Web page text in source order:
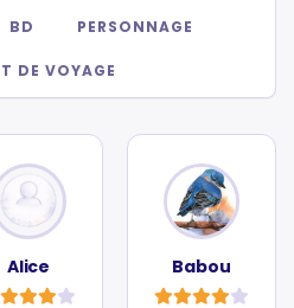
BD PERSONNAGE
DE VOYAGE
Alice Babou